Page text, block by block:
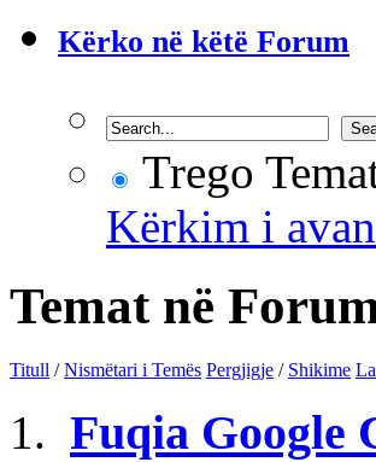
Kërko në këtë Forum
Trego
Kërkim i
Temat në
Titull /Nismëtari i Temës Pergjigje / Shikime
Fuqia Google